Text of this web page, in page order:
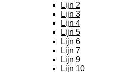
Lijn 2
Lijn 3
Lijn 4
Lijn 5
Lijn 6
Lijn 7
Lijn 9
Lijn 10